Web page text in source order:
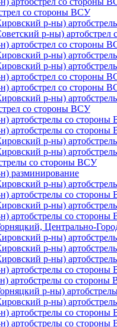
со стороны ВСУ
р-ны)
р-ны)
артобстрел со стороны
р-ны)
р-ны)
артобстрел со стороны
артобстрел со стороны
р-ны)
со стороны ВСУ
артобстрелы со
артобстрелы со
р-ны)
р-ны)
со стороны ВСУ
разминирование
р-ны)
артобстрелы со
р-ны)
артобстрелы со
Центрально-
р-ны)
р-ны)
р-ны)
артобстрелы со
артобстрелы со стороны
р-ны)
р-ны)
артобстрелы со
артобстрелы со